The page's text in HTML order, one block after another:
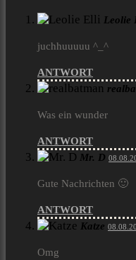
Leolie
juchhuuuuu ^_^
ANTWORT
Was ein wunder
ANTWORT
Mr. D
Gute Nachrichten 🙂
ANTWORT
Katze
Omg